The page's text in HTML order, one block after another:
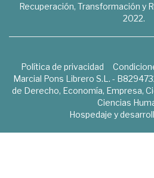
Recuperación, Transformación y
2022.
Política de privacidad
Marcial Pons Librero S.L. -
de Derecho, Economía, Empresa,
Ciencias
Hospedaje y